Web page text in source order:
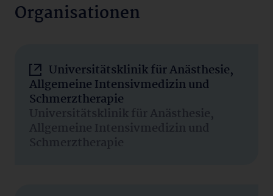
Organisationen
Universitätsklinik für Anästhesie,
Allgemeine Intensivmedizin und
Schmerztherapie
Universitätsklinik für Anästhesie,
Allgemeine Intensivmedizin und
Schmerztherapie